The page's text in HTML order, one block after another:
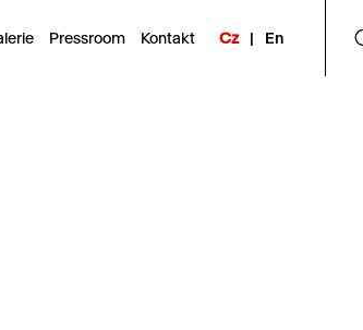
Pressroom Kontakt Cz | En